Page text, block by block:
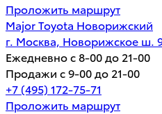
Проложить маршрут
Major Toyota Новорижский
г. Москва, Новорижское ш.
Ежедневно с 8-00 до 21-00
Продажи с 9-00 до 21-00
+7 (495) 172-75-71
Проложить маршрут